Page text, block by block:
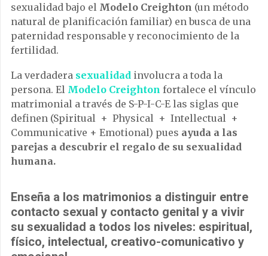
sexualidad bajo el Modelo Creighton (un método
natural de planificación familiar) en busca de una
paternidad responsable y reconocimiento de la
fertilidad.
La verdadera sexualidad involucra a toda la
persona. El Modelo Creighton fortalece el vínculo
matrimonial a través de S-P-I-C-E las siglas que
definen (Spiritual + Physical + Intellectual +
Communicative + Emotional) pues ayuda a las
parejas a descubrir el regalo de su sexualidad
humana.
Enseña a los matrimonios a distinguir entre
contacto sexual y contacto genital y a vivir
su sexualidad a todos los niveles: espiritual,
físico, intelectual, creativo-comunicativo y